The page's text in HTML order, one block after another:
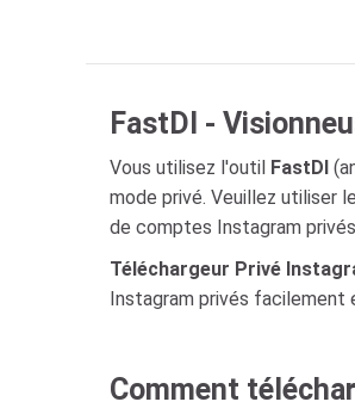
FastDl -
Vous utilisez l'outil FastDl
mode privé. Veuillez utiliser le
de comptes Instagram
Téléchargeur Privé
Instagram privés facilement
Comment